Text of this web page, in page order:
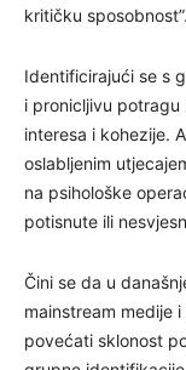
kritičku sposobnost”.
Identificirajući se s
i pronicljivu
interesa i kohezije.
oslabljenim
na psihološke
potisnute ili
Čini se da u
mainstream medije
povećati sklonost